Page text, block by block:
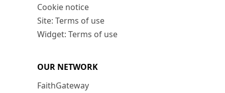
Cookie notice
Site: Terms of use
Widget: Terms of use
OUR NETWORK
FaithGateway